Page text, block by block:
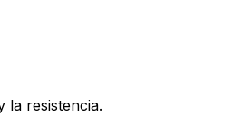
la resistencia.